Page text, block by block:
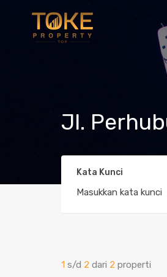
Jl.
Kata Kunci
1 s/d 2 dari 2 properti